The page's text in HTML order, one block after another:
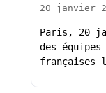
20 janvier
Paris, 20
des
françaises